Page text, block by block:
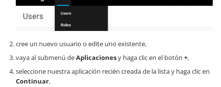
cree un nuevo usuario o edite uno existente,
vaya al submenú deAplicacionesy haga clic en el botón +,
seleccione nuestra aplicación recién creada de la lista y haga clic en
Continuar,